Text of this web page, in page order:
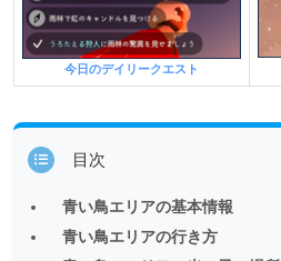
今日のデイリークエスト
目次
青い鳥エリアの基本情報
青い鳥エリアの行き方